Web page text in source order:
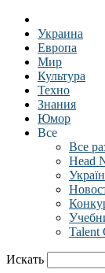
Украина
Европа
Мир
Культура
Техно
Знания
Юмор
Все
Все
Head
Talent
Искать